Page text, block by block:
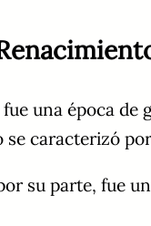
fue una época
se caracterizó
su parte, fue